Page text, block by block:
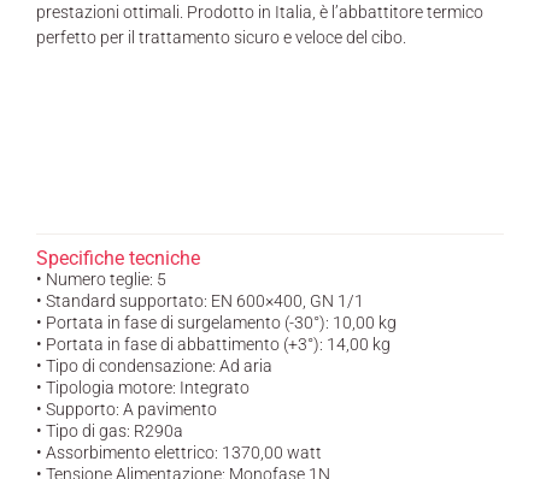
prestazioni ottimali. Prodotto in Italia, è l’abbattitore termico
perfetto per il trattamento sicuro e veloce del cibo.
Specifiche tecniche
• Numero teglie: 5
• Standard supportato: EN 600×400, GN 1/1
• Portata in fase di surgelamento (-30°): 10,00 kg
• Portata in fase di abbattimento (+3°): 14,00 kg
• Tipo di condensazione: Ad aria
• Tipologia motore: Integrato
• Supporto: A pavimento
• Tipo di gas: R290a
• Assorbimento elettrico: 1370,00 watt
• Tensione Alimentazione: Monofase 1N